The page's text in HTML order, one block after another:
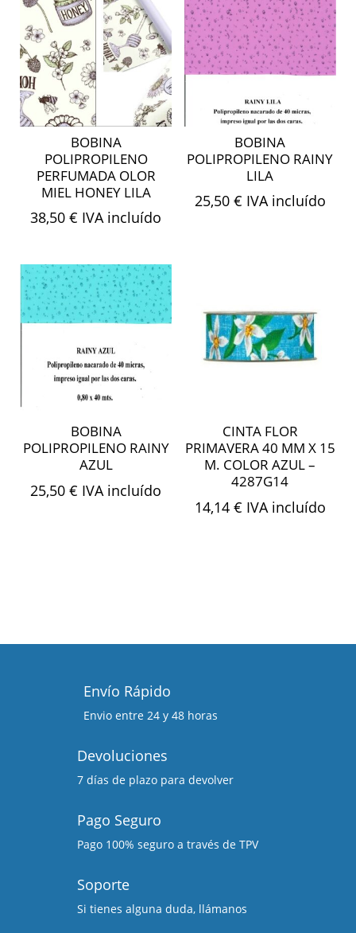
BOBINA
POLIPROPILENO
PERFUMADA OLOR
MIEL HONEY LILA
38,50€ IVA incluído
BOBINA
POLIPROPILENO RAINY
LILA
25,50 € IVA incluído
BOBINA
POLIPROPILENO RAINY
AZUL
25,50€ IVA incluído
CINTA FLOR
PRIMAVERA 40 MM X 15
M. COLOR AZUL –
4287G14
14,14 € IVA incluído
Envío Rápido
Envio entre 24 y 48 horas
Devoluciones
7 días de plazo para devolver
Pago Seguro
Pago 100% seguro a través de TPV
Soporte
Si tienes alguna duda, llámanos